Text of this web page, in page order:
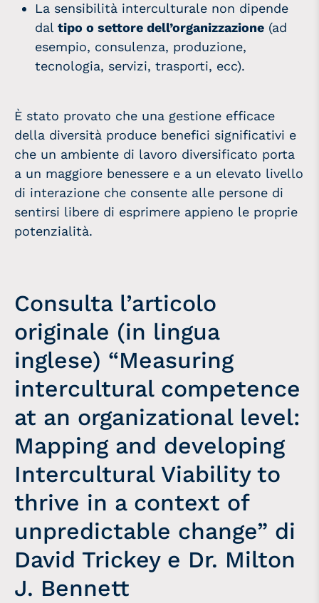
La sensibilità interculturale non dipende
daltipo o settore dell’organizzazione (ad
esempio, consulenza, produzione,
tecnologia, servizi, trasporti, ecc).
È stato provato che una gestione efficace
della diversità produce benefici significativi e
che un ambiente di lavoro diversificato porta
a un maggiore benessere e a un elevato livello
di interazione che consente alle persone di
sentirsi libere di esprimere appieno le proprie
potenzialità.
Consulta l’articolo
originale (in lingua
inglese) “Measuring
intercultural competence
at an organizational level:
Mapping and developing
Intercultural Viability to
thrive in a context of
unpredictable change” di
David Trickey e Dr. Milton
J. Bennett